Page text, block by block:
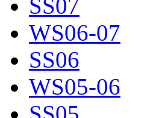
SS07
WS06-07
SS06
WS05-06